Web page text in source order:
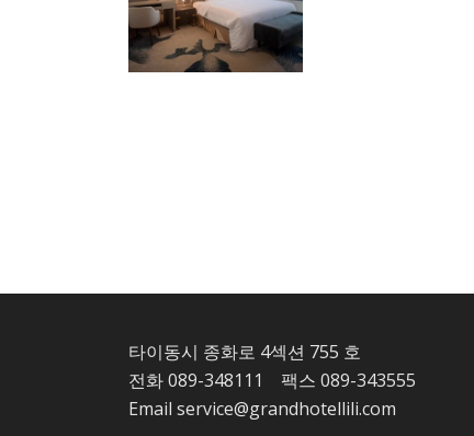
타이동시 종화로 4섹션 755 호
전화089-348111
팩스 089-343555
Email service@grandhotellili.com